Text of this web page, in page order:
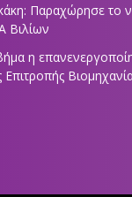
Παραχώρησε το
Βιλίων
η
Επιτροπής